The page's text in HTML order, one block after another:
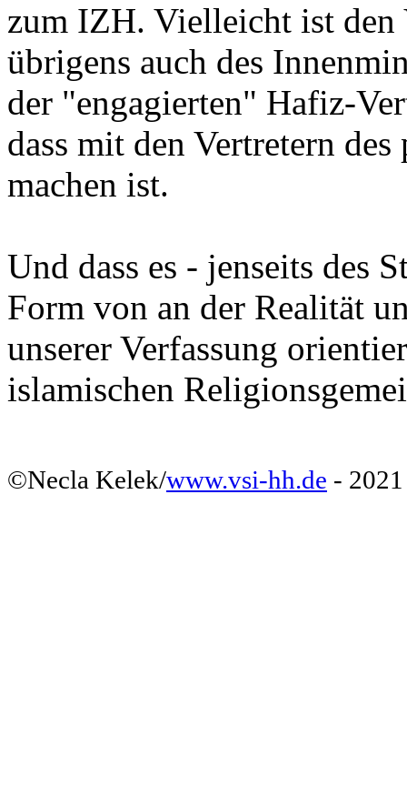
zum IZH. Vielleicht ist den
übrigens auch des
der "engagierten" Hafiz-
dass mit den Vertretern
machen ist.
Und dass es - jenseits des
Form von an der Realität
unserer Verfassung
islamischen
©Necla Kelek/www.vsi-hh.de - 2021